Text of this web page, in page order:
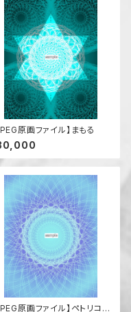
原画ファイル】まもる
原画ファイル】ペトリコー